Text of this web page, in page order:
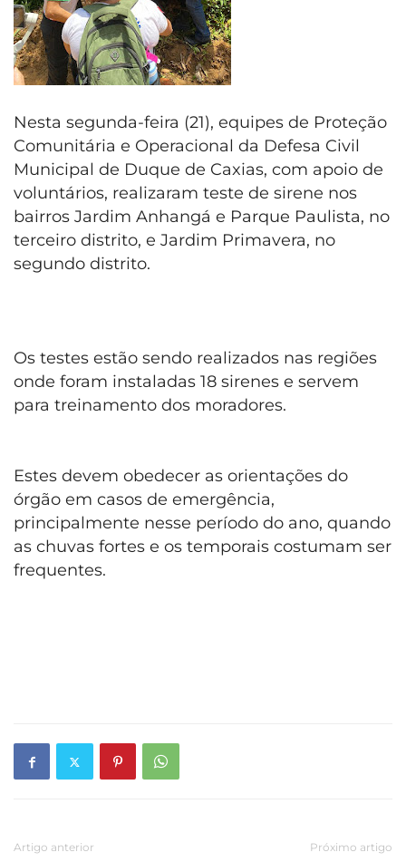
Nesta segunda-feira (21), equipes de Proteção
Comunitária e Operacional da Defesa Civil
Municipal de Duque de Caxias, com apoio de
voluntários, realizaram teste de sirene nos
bairros Jardim Anhangá e Parque Paulista, no
terceiro distrito, e Jardim Primavera, no
segundo distrito.
Os testes estão sendo realizados nas regiões
onde foram instaladas 18 sirenes e servem
para treinamento dos moradores.
Estes devem obedecer as orientações do
órgão em casos de emergência,
principalmente nesse período do ano, quando
as chuvas fortes e os temporais costumam ser
frequentes.
Artigo anterior Próximo artigo